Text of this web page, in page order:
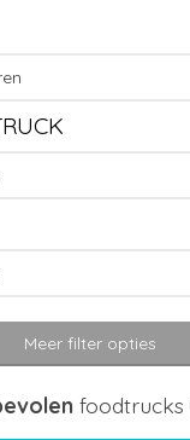
Meer filter opties
foodtrucks